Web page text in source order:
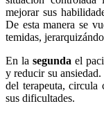
mejorar sus
De esta manera se
temidas,
En lasegunda el
y reducir su
del terapeuta,
sus dificultades.